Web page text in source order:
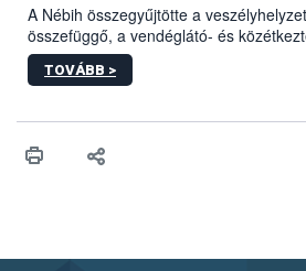
visszavonásig
A Nébih összegyűjtötte a
összefüggő, a vendéglátó- és
vonatkozó legfontosabb és aktuális
TOVÁBB >